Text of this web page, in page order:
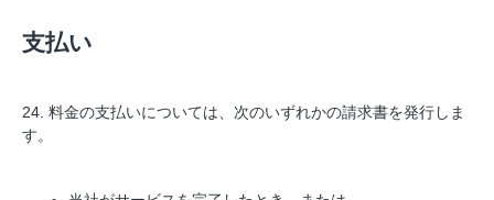
支払い
24. 料金の支払いについては、次のいずれかの請求書を発行しま
す。